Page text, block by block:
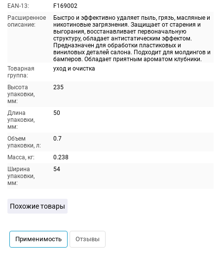
EAN-13:
F169002
Расширенное
описание:
Быстро и эффективно удаляет пыль, грязь, масляные и
никотиновые загрязнения. Защищает от старения и
выгорания, восстанавливает первоначальную
структуру, обладает антистатическим эффектом.
Предназначен для обработки пластиковых и
виниловых деталей салона. Подходит для молдингов и
бамперов. Обладает приятным ароматом клубники.
Товарная
группа:
уход и очистка
Высота
упаковки,
мм:
235
Длина
упаковки,
мм:
50
Объем
упаковки, л:
0.7
Масса, кг:
0.238
Ширина
упаковки,
мм:
54
Похожие товары
Применимость Отзывы